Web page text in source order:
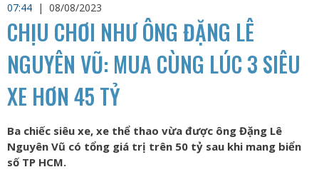
07:44 | 08/08/2023
CHỊU CHƠI NHƯ ÔNG ĐẶNG LÊ
NGUYÊN VŨ: MUA CÙNG LÚC 3 SIÊU
XE HƠN 45 TỶ
Ba chiếc siêu xe, xe thể thao vừa được ông Đặng Lê
Nguyên Vũ có tổng giá trị trên 50 tỷ sau khi mang biển
số TP HCM.